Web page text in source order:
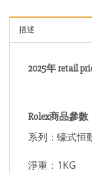
描述
2025年 retail
Rolex商品參數
系列：蠔式恒
淨重：1KG